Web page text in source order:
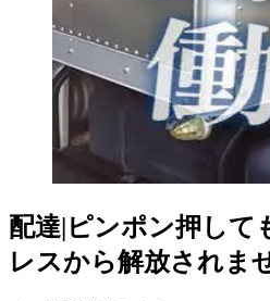
配達|ピンポン押して
レスから解放されま